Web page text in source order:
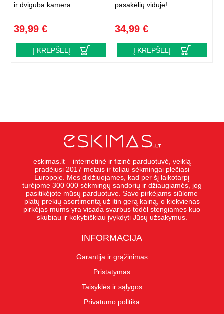
ir dviguba kamera
39,99 €
Į KREPŠELĮ
pasakėlių viduje!
34,99 €
Į KREPŠELĮ
eskimas.lt – internetinė ir fizinė parduotuvė, veiklą
pradėjusi 2017 metais ir toliau sėkmingai plečiasi
Europoje. Mes didžiuojames, kad per šį laikotarpį
turėjome 300 000 sėkmingų sandorių ir džiaugiamės, jog
pasitikėjote mūsų parduotuve. Savo pirkėjams siūlome
platų prekių asortimentą už itin gerą kainą, o kiekvienas
pirkėjas mums yra visada svarbus todėl stengiames kuo
skubiau ir kokybiškiau įvykdyti Jūsų užsakymus.
INFORMACIJA
Garantija ir grąžinimas
Pristatymas
Taisyklės ir sąlygos
Privatumo politika